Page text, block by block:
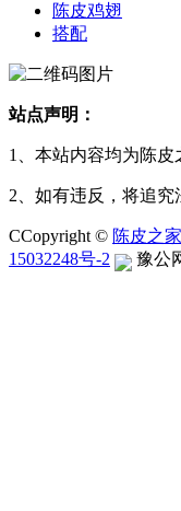
陈皮鸡翅
搭配
站点声明：
1、本站内容均为陈皮
2、如有违反，将追究
CCopyright © 陈皮之家
15032248号-2
豫公